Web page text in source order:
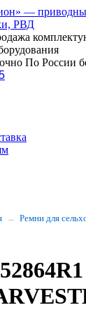
По России
Ремни для